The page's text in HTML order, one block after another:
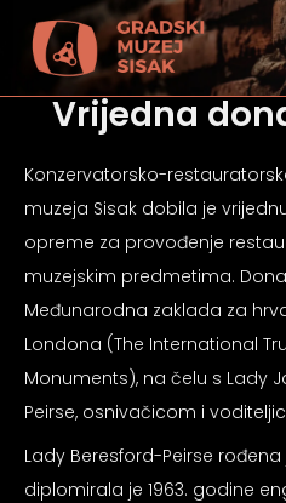
Vrijedna
Konzervatorsko-
muzeja Sisak dobila je
opreme za provođenje
muzejskim predmetima.
Međunarodna zaklada za
Londona (The International
Monuments), na čelu s Lady
Peirse, osnivačicom i
Lady Beresford-Peirse
diplomirala je 1963. godine
vida